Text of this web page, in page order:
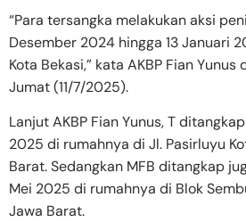
“Para tersangka melakukan aksi
Desember 2024 hingga 13 Januari
Kota Bekasi,” kata AKBP Fian
Jumat (11/7/2025).
Lanjut AKBP Fian Yunus, T
2025 di rumahnya di Jl. Pasirluyu
Barat. Sedangkan MFB ditangkap
Mei 2025 di rumahnya di Blok
Jawa Barat.